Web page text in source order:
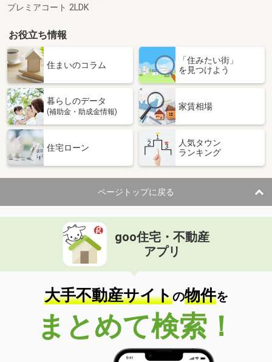
プレミアコート 2LDK
お役立ち情報
住まいのコラム
「住みたい街」
を見つけよう
暮らしのデータ
(補助金・助成金情報)
家賃相場
住宅ローン
人気タウン
ランキング
ページトップに戻る
goo住宅・不動産
アプリ
大手不動産サイトの物件を
まとめて検索！